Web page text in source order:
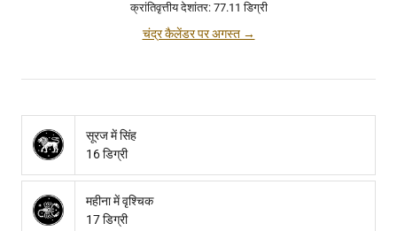
क्रांतिवृत्तीय देशांतर: 77.11 डिग्री
चंद्र कैलेंडर पर अगस्त →
सूरज में सिंह
16 डिग्री
महीना में वृश्चिक
17 डिग्री